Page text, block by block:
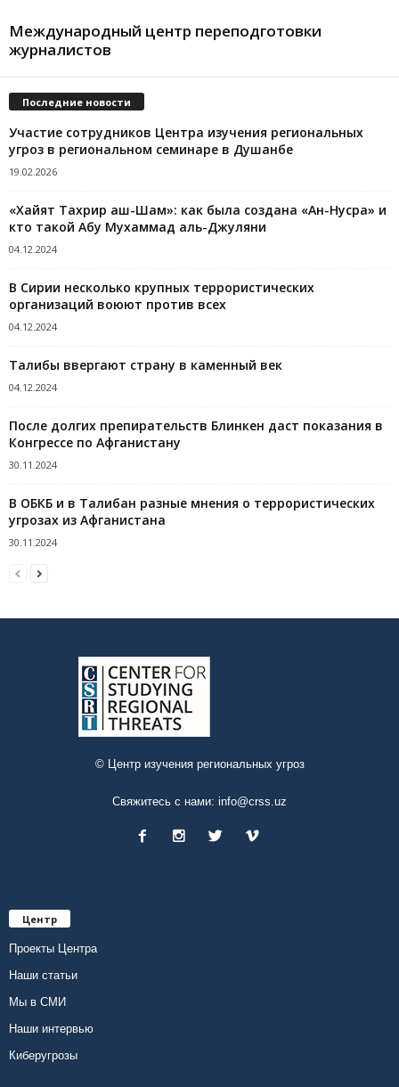
Международный центр переподготовки
журналистов
Последние новости
Участие сотрудников Центра изучения региональных
угроз в региональном семинаре в Душанбе
19.02.2026
«Хайят Тахрир аш-Шам»: как была создана «Ан-Нусра» и
кто такой Абу Мухаммад аль-Джуляни
04.12.2024
В Сирии несколько крупных террористических
организаций воюют против всех
04.12.2024
Талибы ввергают страну в каменный век
04.12.2024
После долгих препирательств Блинкен даст показания в
Конгрессе по Афганистану
30.11.2024
В ОБКБ и в Талибан разные мнения о террористических
угрозах из Афганистана
30.11.2024
© Центр изучения региональных угроз
Свяжитесь с нами: info@crss.uz
Центр
Проекты Центра
Наши статьи
Мы в СМИ
Наши интервью
Киберугрозы